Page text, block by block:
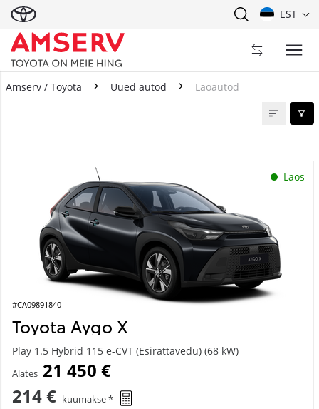
EST
Amserv / Toyota Uued autod Laoautod
Laos
#CA09891840
Toyota Aygo X
Play 1.5 Hybrid 115 e-CVT (Esirattavedu) (68 kW)
Alates 21 450 €
214 € kuumakse *